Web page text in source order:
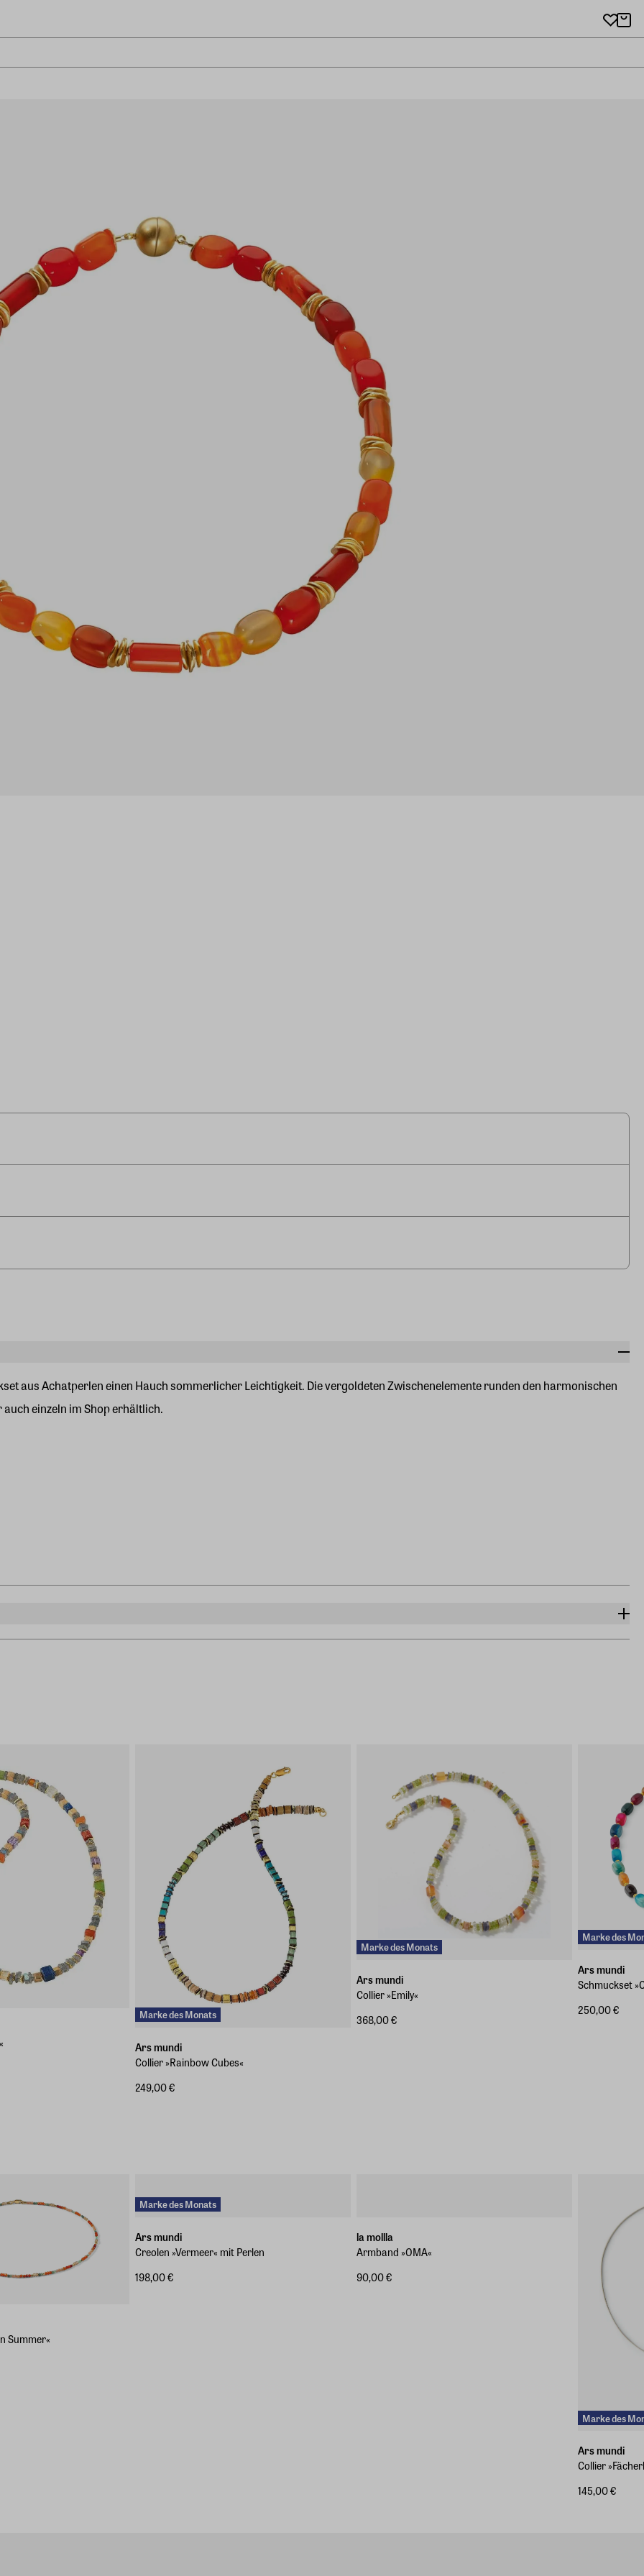
aus Achatperlen einen Hauch sommerlicher Leichtigkeit. Die vergoldeten Zwischenelemente runden den harmonischen
einzeln im Shop erhältlich.
Marke des Monats
Ars mundi
Collier »Rainbow Cubes«
249,00 €
Marke des Monats
Ars mundi
Collier »Emily«
368,00 €
Marke des
Ars mundi
Schmuckset
250,00 €
Summer«
Marke des Monats
Ars mundi
Creolen »Vermeer« mit Perlen
198,00 €
la mollla
Armband »OMA«
90,00 €
Marke des
Ars mundi
Collier
145,00 €